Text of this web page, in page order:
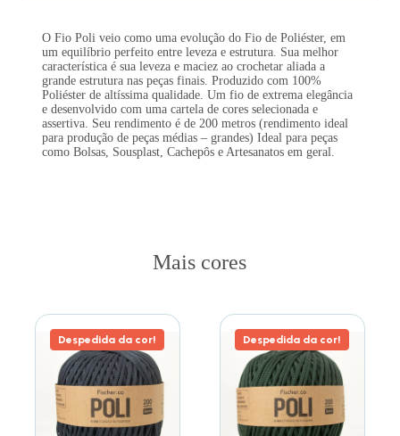
O Fio Poli veio como uma evolução do Fio de Poliéster, em
um equilíbrio perfeito entre leveza e estrutura. Sua melhor
característica é sua leveza e maciez ao crochetar aliada a
grande estrutura nas peças finais. Produzido com 100%
Poliéster de altíssima qualidade. Um fio de extrema elegância
e desenvolvido com uma cartela de cores selecionada e
assertiva. Seu rendimento é de 200 metros (rendimento ideal
para produção de peças médias – grandes) Ideal para peças
como Bolsas, Sousplast, Cachepôs e Artesanatos em geral.
Mais cores
Despedida da cor! Despedida da cor!